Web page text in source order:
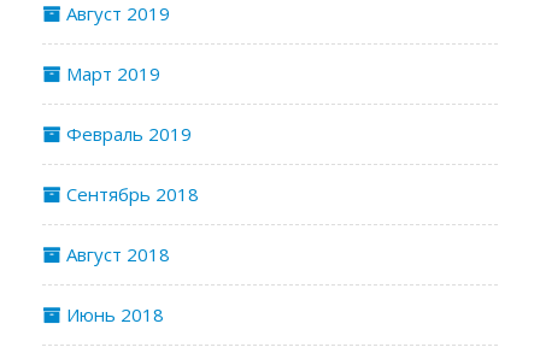
Август 2019
Март 2019
Февраль 2019
Сентябрь 2018
Август 2018
Июнь 2018